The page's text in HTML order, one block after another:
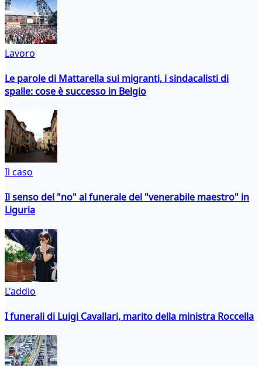
Lavoro
Le parole di Mattarella sui migranti, i sindacalisti di
spalle: cose è successo in Belgio
Il caso
Il senso del "no" al funerale del "venerabile maestro" in
Liguria
L'addio
I funerali di Luigi Cavallari, marito della ministra Roccella